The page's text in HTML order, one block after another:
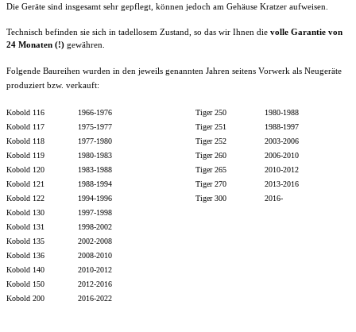
Die Geräte sind insgesamt sehr gepflegt, können jedoch am Gehäuse Kratzer aufweisen.
Technisch befinden sie sich in tadellosem Zustand, so das wir Ihnen die volle Garantie von
24 Monaten (!) gewähren.
Folgende Baureihen wurden in den jeweils genannten Jahren seitens Vorwerk als Neugeräte
produziert bzw. verkauft:
Kobold 116 1966-1976 Tiger 250 1980-1988
Kobold 117 1975-1977 Tiger 251 1988-1997
Kobold 118 1977-1980 Tiger 252 2003-2006
Kobold 119 1980-1983 Tiger 260 2006-2010
Kobold 120 1983-1988 Tiger 265 2010-2012
Kobold 121 1988-1994 Tiger 270 2013-2016
Kobold 122 1994-1996 Tiger 300 2016-
Kobold 130 1997-1998
Kobold 131 1998-2002
Kobold 135 2002-2008
Kobold 136 2008-2010
Kobold 140 2010-2012
Kobold 150 2012-2016
Kobold 200 2016-2022